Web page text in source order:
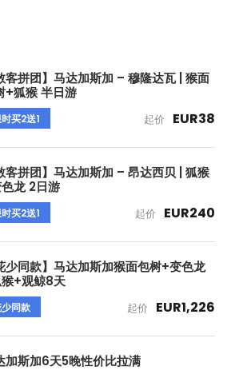
客拼团】马达加斯加 – 穆隆达瓦 | 猴面
+狐猴 半日游
买2送1 起价 EUR38
客拼团】马达加斯加 – 昂达西贝 | 狐猴
龙 2日游
买2送1 起价 EUR240
少同款】马达加斯加猴面包树+变色龙
+观鲸8天
同款 起价 EUR1,226
加斯加6天5晚性价比拉满